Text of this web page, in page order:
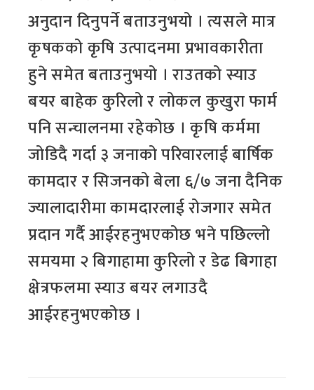
अनुदान दिनुपर्ने बताउनुभयो । त्यसले मात्र
कृषकको कृषि उत्पादनमा प्रभावकारीता
हुने समेत बताउनुभयो । राउतको स्याउ
बयर बाहेक कुरिलो र लोकल कुखुरा फार्म
पनि सन्चालनमा रहेकोछ । कृषि कर्ममा
जोडिदै गर्दा ३ जनाको परिवारलाई बार्षिक
कामदार र सिजनको बेला ६/७ जना दैनिक
ज्यालादारीमा कामदारलाई रोजगार समेत
प्रदान गर्दै आईरहनुभएकोछ भने पछिल्लो
समयमा २ बिगाहामा कुरिलो र डेढ बिगाहा
क्षेत्रफलमा स्याउ बयर लगाउदै
आईरहनुभएकोछ ।